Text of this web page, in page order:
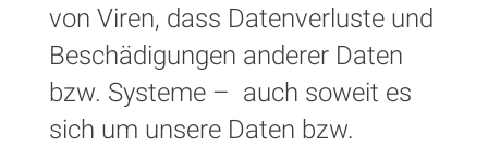
von Viren, dass Datenverluste und
Beschädigungen anderer Daten
bzw. Systeme – auch soweit es
sich um unsere Daten bzw.